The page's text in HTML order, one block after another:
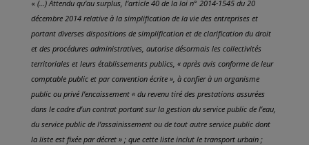
« (…) Attendu qu’au surplus, l’article 40 de la loi n° 2014-1545 du 20
décembre 2014 relative à la simplification de la vie des entreprises et
portant diverses dispositions de simplification et de clarification du droit
et des procédures administratives, autorise désormais les collectivités
territoriales et leurs établissements publics, « après avis conforme de leur
comptable public et par convention écrite », à confier à un organisme
public ou privé l’encaissement « du revenu tiré des prestations assurées
dans le cadre d’un contrat portant sur la gestion du service public de l’eau,
du service public de l’assainissement ou de tout autre service public dont
la liste est fixée par décret » ; que cette liste inclut le transport urbain ;